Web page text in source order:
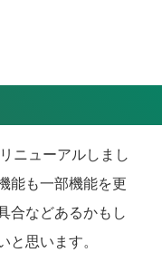
ニューアルしまし
能も一部機能を更
合などあるかもし
思います。